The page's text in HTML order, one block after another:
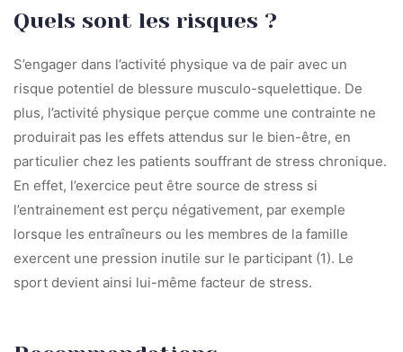
Quels sont les risques ?
S’engager dans l’activité physique va de pair avec un
risque potentiel de blessure musculo-squelettique. De
plus, l’activité physique perçue comme une contrainte ne
produirait pas les effets attendus sur le bien-être, en
particulier chez les patients souffrant de stress chronique.
En effet, l’exercice peut être source de stress si
l’entrainement est perçu négativement, par exemple
lorsque les entraîneurs ou les membres de la famille
exercent une pression inutile sur le participant (1). Le
sport devient ainsi lui-même facteur de stress.